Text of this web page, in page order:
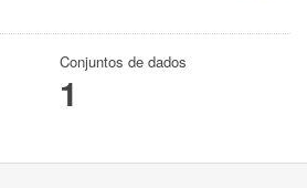
Conjuntos de dados
1